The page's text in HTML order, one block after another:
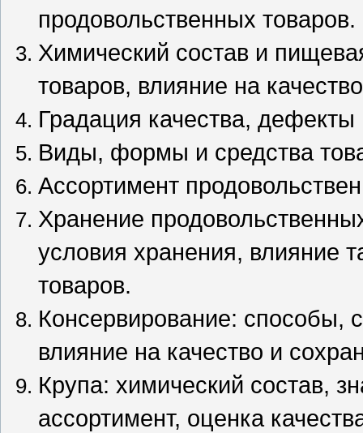
продовольственных товаров.
Химический состав и
товаров, влияние на
Градация качества,
Виды, формы и средства
Ассортимент
Хранение
условия хранения, влияние
товаров.
Консервирование: способы,
влияние на качество и
Крупа: химический состав,
ассортимент, оценка